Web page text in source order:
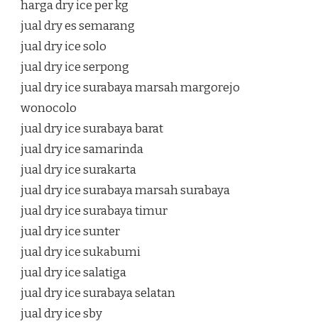
harga dry ice per kg
jual dry es semarang
jual dry ice solo
jual dry ice serpong
jual dry ice surabaya marsah margorejo
wonocolo
jual dry ice surabaya barat
jual dry ice samarinda
jual dry ice surakarta
jual dry ice surabaya marsah surabaya
jual dry ice surabaya timur
jual dry ice sunter
jual dry ice sukabumi
jual dry ice salatiga
jual dry ice surabaya selatan
jual dry ice sby